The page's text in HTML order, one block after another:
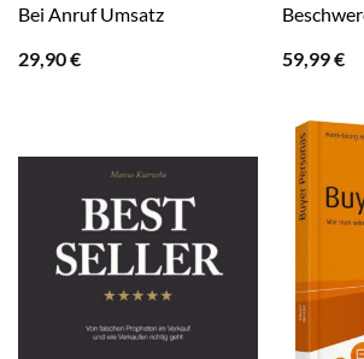
Bei Anruf Umsatz
29,90€
59,99€